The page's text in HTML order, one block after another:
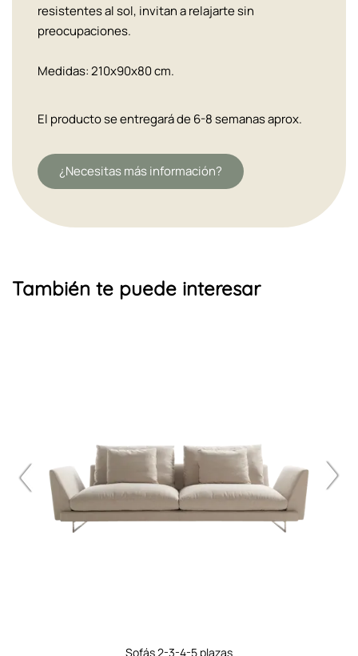
resistentes al sol, invitan a relajarte sin
preocupaciones.
Medidas: 210x90x80 cm.
El producto se entregará de 6-8 semanas aprox.
¿Necesitas más información?
También te puede interesar
sofás 2-3-4-5 plazas